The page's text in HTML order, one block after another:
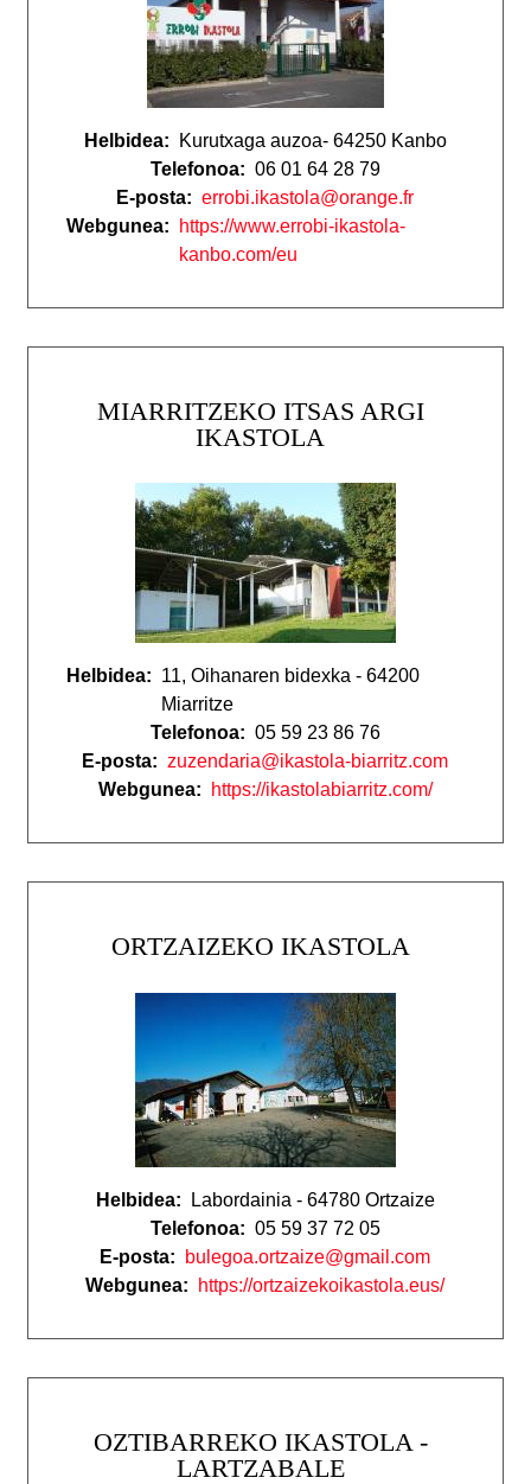
Helbidea:
Kurutxaga auzoa- 64250 Kanbo
Telefonoa: 06 01 64 28 79
E-posta: errobi.ikastola@orange.fr
Webgunea:
https://www.errobi-ikastola-
kanbo.com/eu
MIARRITZEKO ITSAS ARGI
IKASTOLA
Helbidea: 11, Oihanaren bidexka - 64200
Miarritze
Telefonoa: 05 59 23 86 76
E-posta: zuzendaria@ikastola-biarritz.com
Webgunea:
https://ikastolabiarritz.com/
ORTZAIZEKO IKASTOLA
Helbidea:
Labordainia - 64780 Ortzaize
Telefonoa: 05 59 37 72 05
E-posta:
bulegoa.ortzaize@gmail.com
Webgunea:
https://ortzaizekoikastola.eus/
OZTIBARREKO IKASTOLA -
LARTZABALE